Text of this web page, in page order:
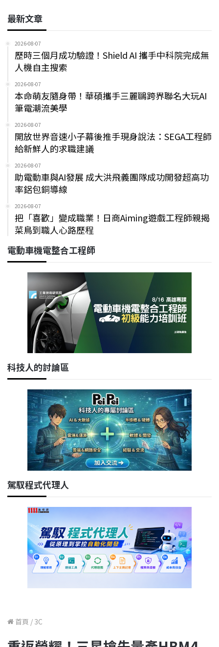
最新文章
2026-08-07
歷時三個月成功驗證！Shield AI 攜手中科院完成無
人機自主搜索
2026-08-07
本命萌友隨身帶！華碩攜手三麗鷗跨界聯名大玩AI
筆電潮流美學
2026-08-07
開放世界音速小子幕後推手現身說法：SEGA工程師
給新鮮人的求職建議
2026-08-07
助電動車與AI發展 成大洪飛義團隊成功開發超高功
率鋁包銅導線
2026-08-07
把「喜歡」變成職業！日商Aiming遊戲工程師親揭
菜鳥到職人心路歷程
電動車機電整合工程師
科技人的討論區
駕馭程式代理人